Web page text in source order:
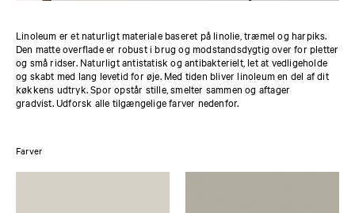
Linoleum er et naturligt materiale baseret på linolie, træmel og harpiks.
Den matte overflade er robust i brug og modstandsdygtig over for pletter
og små ridser. Naturligt antistatisk og antibakterielt, let at vedligeholde
og skabt med lang levetid for øje. Med tiden bliver linoleum en del af dit
køkkens udtryk. Spor opstår stille, smelter sammen og aftager
gradvist. Udforsk alle tilgængelige farver nedenfor.
Farver